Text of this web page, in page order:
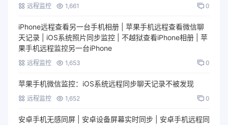
远程监控 1,661 0
iPhone远程查看另一台手机相册 | 苹果手机远程查看微信聊
天记录 | iOS系统照片同步监控 | 不越狱查看iPhone相册 | 苹
果手机远程监控另一台iPhone
远程监控 1,653 0
苹果手机微信监控：iOS系统远程同步聊天记录不被发现
远程监控 1,652 0
安卓手机无感同屏 | 安卓设备屏幕实时同步 | 安卓手机远程同